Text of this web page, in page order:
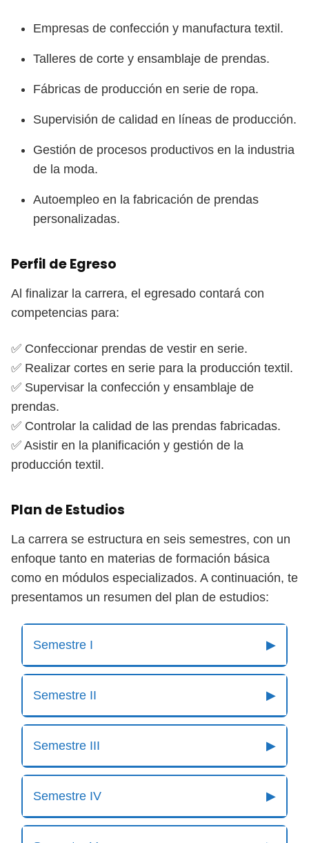
Empresas de confección y manufactura textil.
Talleres de corte y ensamblaje de prendas.
Fábricas de producción en serie de ropa.
Supervisión de calidad en líneas de producción.
Gestión de procesos productivos en la industria
de la moda.
Autoempleo en la fabricación de prendas
personalizadas.
Perfil de Egreso
Al finalizar la carrera, el egresado contará con
competencias para:
✅ Confeccionar prendas de vestir en serie.
✅ Realizar cortes en serie para la producción textil.
✅ Supervisar la confección y ensamblaje de
prendas.
✅ Controlar la calidad de las prendas fabricadas.
✅ Asistir en la planificación y gestión de la
producción textil.
Plan de Estudios
La carrera se estructura en seis semestres, con un
enfoque tanto en materias de formación básica
como en módulos especializados. A continuación, te
presentamos un resumen del plan de estudios:
Semestre I ▶
Semestre II ▶
Semestre III ▶
Semestre IV ▶